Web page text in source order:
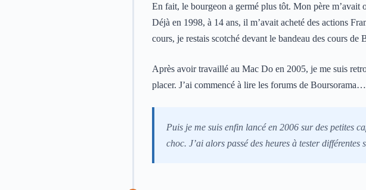
En fait, le bourgeon a germé plus tôt. Mon père m’avait
Déjà en 1998, à 14 ans, il m’avait acheté des actions
cours, je restais scotché devant le bandeau des cours de
Après avoir travaillé au Mac Do en 2005, je me suis
placer. J’ai commencé à lire les forums de Boursorama…
Puis je me suis enfin lancé en 2006 sur des petites
choc. J’ai alors passé des heures à tester